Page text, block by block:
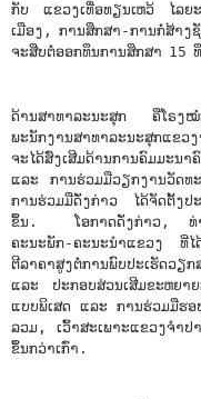
ກັບ ແຂວງເທື່ອທຽນເຫວ້ ໄລຍ
ເມືອງ, ການສຶກສາ-ການກໍ່ສ້າງ
ຈະສືບຕໍ່ອອກທຶນການສຶກສາ 15
ດ້ານສາທາລະນະສຸກ ຄືໂຣງໝໍ
ພະນັກງານສາທາລະນະສຸກແຂ
ຈະໄດ້ສົ່ງເສີມດ້ານການຄົມມະ
ແລະ ການຮ່ວມມືວຽກງານວັດທ
ການຮ່ວມມືດັ່ງກ່າວ ໄດ້ຈັດຕັ້ງ
ຂຶ້ນ. ໂອກາດດັ່ງກ່າວ, ທ່ານ
ຄະນະພັກ-ຄະນະນໍາແຂວງ
ຕີລາຄາສູງຕໍ່ການພົບປະເຮັດວ
ແລະ ປະກອບສ່ວນເສີມຂະຫຍາ
ແບບພິເສດ ແລະ ການຮ່ວມມືຮ
ລວມ, ເວົ້າສະເພາະແຂວງຈຳ
ຂຶ້ນກວ່າເກົ່າ.